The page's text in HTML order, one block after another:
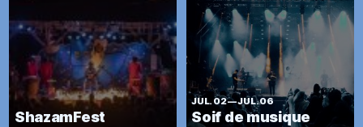
ShazamFest
JUL. 02—JUL. 06
Soif de musique